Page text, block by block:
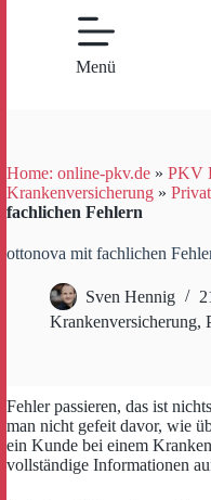
Menü
Home: online-pkv.de » PKV
Krankenversicherung »
fachlichen Fehlern
ottonova mit fachlichen
Sven Hennig
Krankenversicherung,
Fehler passieren, das ist
man nicht gefeit davor, wie
ein Kunde bei einem
vollständige Informationen